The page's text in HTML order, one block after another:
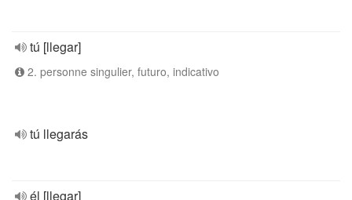
tú [llegar]
2. personne singulier, futuro, indicativo
tú llegarás
él [llegar]